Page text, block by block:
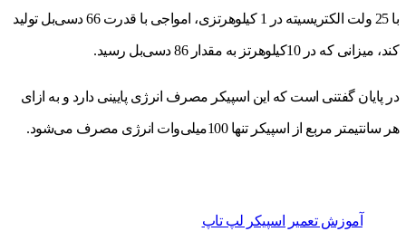
با 25 ولت الکتریسیته در 1 کیلوهرتزی، امواجی با قدرت 66 دسی‌بل تولید
کند، میزانی که در 10کیلوهرتز به مقدار 86 دسی‌بل رسید.
در پایان گفتنی است که این اسپیکر مصرف انرژی پایینی دارد و به ازای
هر سانتیمتر مربع از اسپیکر تنها 100میلی‌وات انرژی مصرف می‌شود.
آموزش تعمیر اسپیکر لپ تاپ